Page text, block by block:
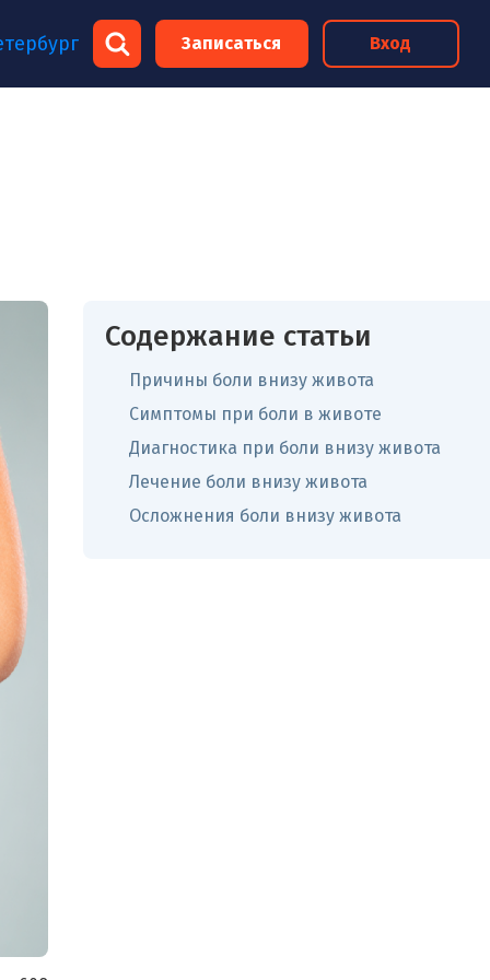
Записаться Вход
Содержание статьи
Причины боли внизу живота
Симптомы при боли в животе
Диагностика при боли внизу живота
Лечение боли внизу живота
Осложнения боли внизу живота
×